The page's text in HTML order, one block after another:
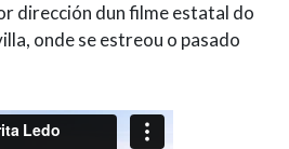
dirección dun filme estatal do
onde se estreou o pasado